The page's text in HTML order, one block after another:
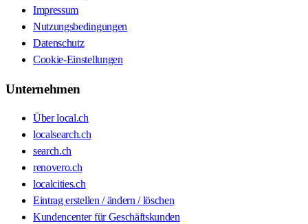
Impressum
Nutzungsbedingungen
Datenschutz
Cookie-Einstellungen
Unternehmen
Über local.ch
localsearch.ch
search.ch
renovero.ch
localcities.ch
Eintrag erstellen / ändern / löschen
Kundencenter für Geschäftskunden